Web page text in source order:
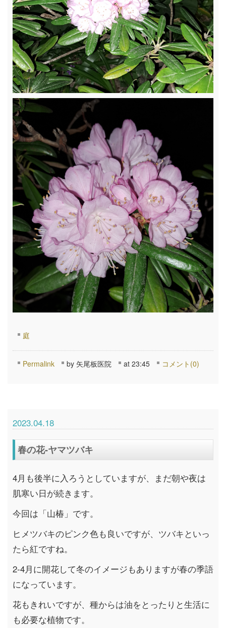
庭
Permalink by 矢尾板医院 at 23:45 コメント(0)
2023.04.18
春の花-ヤマツバキ
4月も後半に入ろうとしていますが、まだ朝や夜は
肌寒い日が続きます。
今回は「山椿」です。
ヒメツバキのピンク色も良いですが、ツバキといっ
たら紅ですね。
2-4月に開花して冬のイメージもありますが春の季語
になっています。
花もきれいですが、種からは油をとったりと生活に
も必要な植物です。